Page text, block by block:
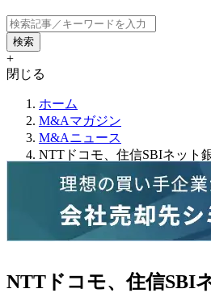
+
閉じる
ホーム
M&Aマガジン
M&Aニュース
NTTドコモ、住信SBIネット
NTTドコモ、住信SBI